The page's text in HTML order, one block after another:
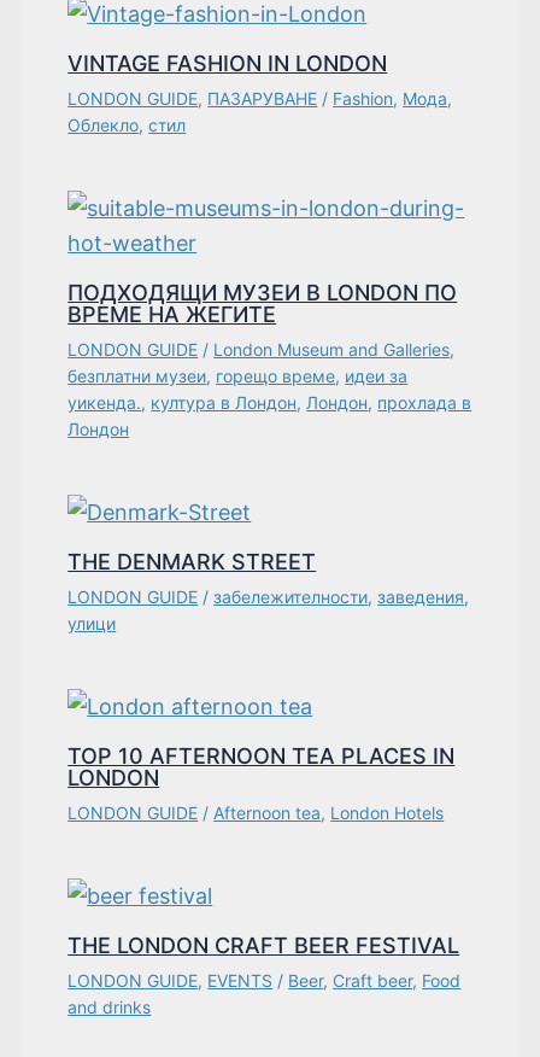
VINTAGE FASHION IN LONDON
LONDON GUIDE, ПАЗАРУВАНЕ / Fashion, Мода,
Облекло,стил
ПОДХОДЯЩИ МУЗЕИ В LONDON ПО
ВРЕМЕ НА ЖЕГИТЕ
LONDON GUIDE / London Museum and Galleries,
безплатни музеи, горещо време, идеи за
уикенда., култура в Лондон,Лондон, прохлада в
Лондон
THE DENMARK STREET
LONDON GUIDE /забележителности,заведения,
улици
TOP 10 AFTERNOON TEA PLACES IN
LONDON
LONDON GUIDE /Afternoon tea, London Hotels
THE LONDON CRAFT BEER FESTIVAL
LONDON GUIDE, EVENTS / Beer, Craft beer, Food
and drinks